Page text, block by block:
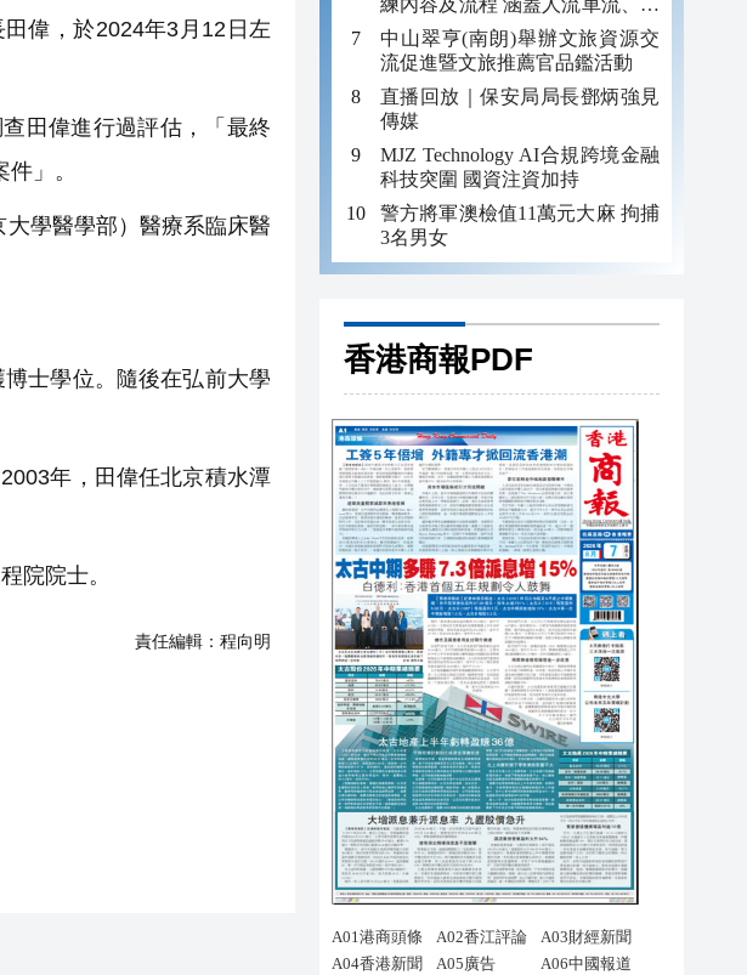
偉，於2024年3月12日左
田偉進行過評估，「最終
」。
學醫學部）醫療系臨床醫
士學位。隨後在弘前大學
年，田偉任北京積水潭
院院士。
責任編輯： 程向明
急應變等
中山翠亨(南朗)舉辦文旅資源交
流促進暨文旅推薦官品鑑活動
直播回放｜保安局局長鄧炳強見
傳媒
MJZ Technology AI合規跨境金融
科技突圍 國資注資加持
警方將軍澳檢值11萬元大麻 拘捕
3名男女
香港商報PDF